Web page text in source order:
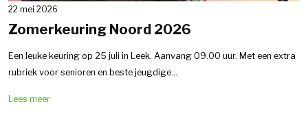
22 mei 2026
Zomerkeuring Noord 2026
Een leuke keuring op 25 juli in Leek. Aanvang 09.00 uur. Met een extra
rubriek voor senioren en beste jeugdige...
Lees meer